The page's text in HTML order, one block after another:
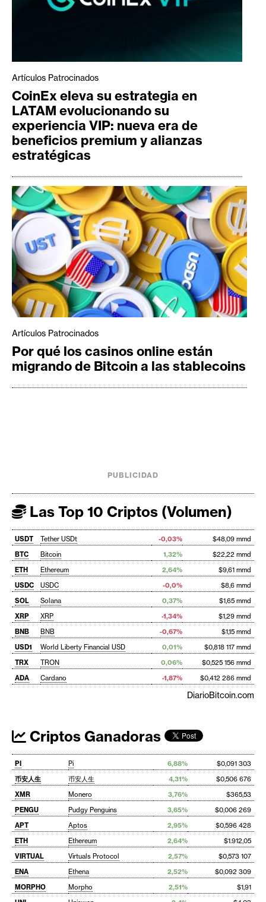
Artículos Patrocinados
CoinEx eleva su estrategia en
LATAM evolucionando su
experiencia VIP: nueva era de
beneficios premium y alianzas
estratégicas
Artículos Patrocinados
Por qué los casinos online están
migrando de Bitcoin a las stablecoins
PUBLICIDAD
Las Top 10 Criptos (Volumen)
USDT Tether USDt -0,03%
$48,09 mmd
BTC
Bitcoin 1,32%
$22,22 mmd
ETH
Ethereum 2,64%
$9,61 mmd
USDC
USDC -0,0%
$8,6 mmd
SOL
Solana 0,37%
$1,65 mmd
XRP
XRP -1,34%
$1,29 mmd
BNB
BNB -0,67%
$1,15 mmd
USD1
World Liberty Financial USD 0,01%
$0,818 117 mmd
TRX
TRON 0,06%
$0,525 156 mmd
ADA
Cardano -1,87% $0,412 286 mmd
DiarioBitcoin.com
Criptos Ganadoras
PI Pi 6,88%
$0,091 303
币安人生
币安人生 4,31%
$0,506 676
XMR
Monero 3,76%
$365,53
PENGU
Pudgy Penguins 3,65%
$0,006 269
APT
Aptos 2,95%
$0,596 428
ETH
Ethereum 2,64%
$1.912,05
VIRTUAL
Virtuals Protocol 2,57%
$0,573 107
ENA
Ethena 2,52%
$0,092 309
MORPHO
Morpho 2,51%
$1,91